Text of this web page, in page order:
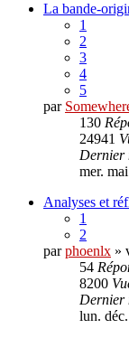
La bande-
1
2
3
4
5
par
130
24941
Dernier
mer.
Analyses et
1
2
parphoenlx »
54
8200
Dernier
lun.